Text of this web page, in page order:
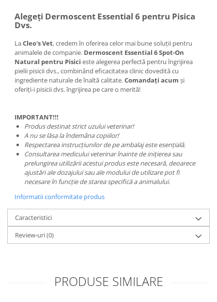
Alegeți Dermoscent Essential 6 pentru Pisica
Dvs.
LaCleo's Vet, credem în oferirea celor mai bune soluții pentru
animalele de companie. Dermoscent Essential 6 Spot-On
Natural pentru Pisici este alegerea perfectă pentru îngrijirea
pielii pisicii dvs., combinând eficacitatea clinic dovedită cu
ingrediente naturale de înaltă calitate.Comandați acum și
oferiți-i pisicii dvs. îngrijirea pe care o merită!
IMPORTANT!!!
Produs destinat strict uzului veterinar!
A nu se lăsa la îndemâna copiilor!
Respectarea instrucțiunilor de pe ambalaj este esențială.
Consultarea medicului veterinar înainte de inițierea sau
prelungirea utilizării acestui produs este necesară, deoarece
ajustări ale dozajului sau ale modului de utilizare pot fi
necesare în funcție de starea specifică a animalului.
Informatii conformitate produs
Caracteristici
Review-uri(0)
PRODUSE SIMILARE